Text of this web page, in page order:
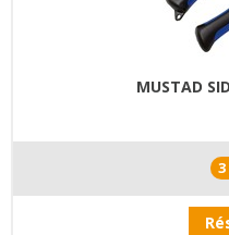
MUSTAD
3